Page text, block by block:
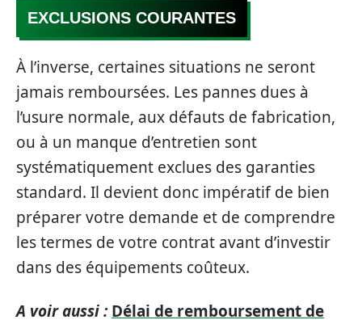
EXCLUSIONS COURANTES
À l’inverse, certaines situations ne seront
jamais remboursées. Les pannes dues à
l’usure normale, aux défauts de fabrication,
ou à un manque d’entretien sont
systématiquement exclues des garanties
standard. Il devient donc impératif de bien
préparer votre demande et de comprendre
les termes de votre contrat avant d’investir
dans des équipements coûteux.
A voir aussi : Délai de remboursement de